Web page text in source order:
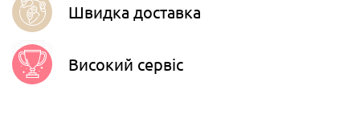
Швидка доставка
Високий сервіс